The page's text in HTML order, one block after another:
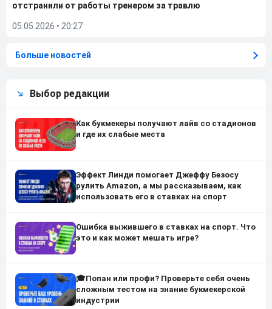
отстранили от работы тренером за травлю
05.05.2026 • 20:27
Больше новостей
Выбор редакции
Как букмекеры получают лайв со стадионов
и где их слабые места
Эффект Линди помогает Джеффу Безосу
рулить Amazon, а мы рассказываем, как
использовать его в ставках на спорт
Ошибка выжившего в ставках на спорт. Что
это и как может мешать игре?
🎓Попан или профи? Проверьте себя очень
сложным тестом на знание букмекерской
индустрии